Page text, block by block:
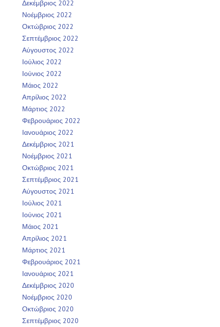
Δεκέμβριος 2022
Νοέμβριος 2022
Οκτώβριος 2022
Σεπτέμβριος 2022
Αύγουστος 2022
Ιούλιος 2022
Ιούνιος 2022
Μάιος 2022
Απρίλιος 2022
Μάρτιος 2022
Φεβρουάριος 2022
Ιανουάριος 2022
Δεκέμβριος 2021
Νοέμβριος 2021
Οκτώβριος 2021
Σεπτέμβριος 2021
Αύγουστος 2021
Ιούλιος 2021
Ιούνιος 2021
Μάιος 2021
Απρίλιος 2021
Μάρτιος 2021
Φεβρουάριος 2021
Ιανουάριος 2021
Δεκέμβριος 2020
Νοέμβριος 2020
Οκτώβριος 2020
Σεπτέμβριος 2020